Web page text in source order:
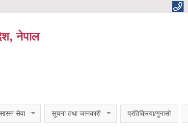
नेपाल
सेवा सूचना तथा जानकारी प्रतिक्रिया/गुनासो